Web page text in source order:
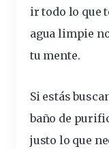
ir todo lo que
agua limpie
tu mente.
Si estás
baño de
justo lo que